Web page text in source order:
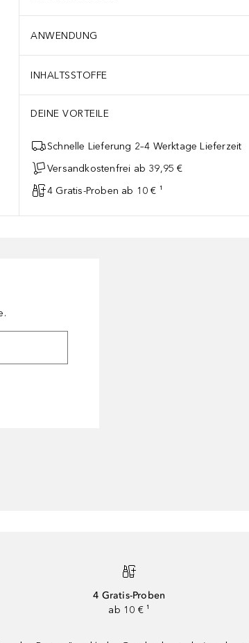
ANWENDUNG
INHALTSSTOFFE
DEINE VORTEILE
Schnelle Lieferung 2–4 Werktage Lieferzeit
Versandkostenfrei ab 39,95 €
4 Gratis-Proben ab 10 € ¹
4 Gratis-Proben
ab 10 € ¹